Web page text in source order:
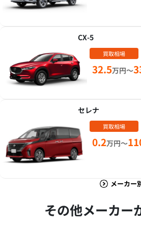
CX-5
買取相場
32.5万円～
セレナ
買取相場
0.2万円～
メーカー
その他メーカー